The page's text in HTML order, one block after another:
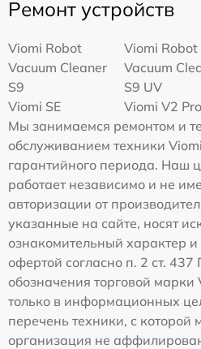
Ремонт устройств
Viomi Robot
Vacuum Cleaner
S9
Viomi Robot
Vacuum
S9 UV
Viomi SE
Viomi V2 Pro
Мы занимаемся ремонтом и
обслуживанием техники
гарантийного периода. Наш
работает независимо и не
авторизации от
указанные на сайте, носят
ознакомительный характер
офертой согласно п. 2 ст.
обозначения торговой
только в информационных
перечень техники, с
организация не